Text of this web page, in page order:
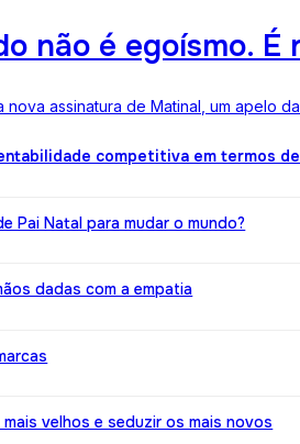
não é egoísmo. É
nova assinatura de Matinal, um apelo
competitiva em termos
Pai Natal para mudar o mundo?
dadas com a empatia
velhos e seduzir os mais novos